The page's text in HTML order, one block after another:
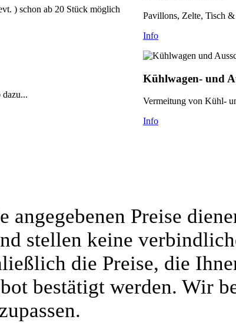
) schon ab 20 Stück möglich
Pavillons, Zelte, Tisch
Info
Kühlwagen- und
Vermeitung von Kühl-
Info
angegebenen Preise
stellen keine
die Preise, die
bestätigt werden. Wir